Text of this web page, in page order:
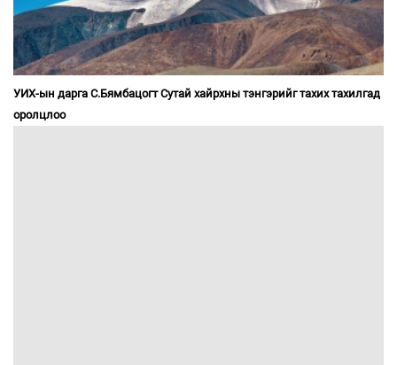
УИХ-ын дарга С.Бямбацогт Сутай хайрхны тэнгэрийг тахих тахилгад
оролцлоо